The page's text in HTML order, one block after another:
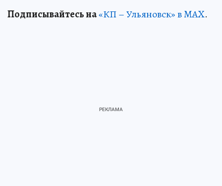
Подписывайтесь на«КП – Ульяновск» в MAX.